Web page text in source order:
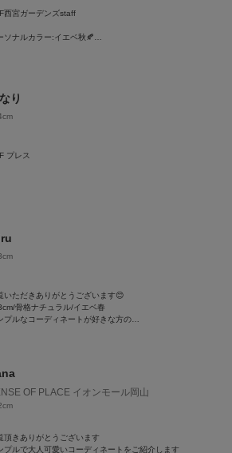
西宮ガーデンズstaff
ソナルカラー:イエベ秋🍂
考になれば嬉しいです！！
り
プレス
いただきありがとうございます😊
骨格ナチュラル/イエベ春
プルなコーディネートが好きな方の
OF PLACE イオンモール岡山
頂きありがとうございます
プルで大人可愛いコーディネートをご紹介します